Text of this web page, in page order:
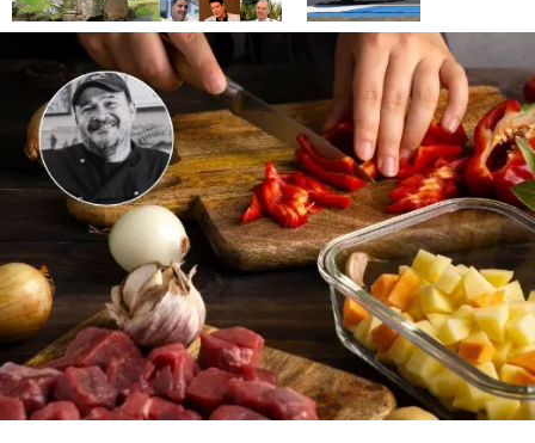
Colombia
¿Qué se
celebra el 7 de
agosto en
Colombia? La
fecha que
marcó el
rumbo de la
Independencia
share
Colombia
Así va el
cuerpo
diplomático
del nuevo
Gobierno:
lealtades,
mérito y
políticos
share
Deportes
Nuevo
susto para
David
Alonso, se
cayó en las
pruebas
libres de
Moto2 en
Silverstone